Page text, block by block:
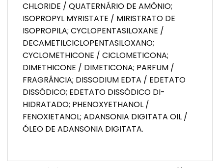
CHLORIDE / QUATERNÁRIO DE AMÔNIO;
ISOPROPYL MYRISTATE / MIRISTRATO DE
ISOPROPILA; CYCLOPENTASILOXANE /
DECAMETILCICLOPENTASILOXANO;
CYCLOMETHICONE / CICLOMETICONA;
DIMETHICONE / DIMETICONA; PARFUM /
FRAGRÂNCIA; DISSODIUM EDTA / EDETATO
DISSÓDICO; EDETATO DISSÓDICO DI-
HIDRATADO; PHENOXYETHANOL /
FENOXIETANOL; ADANSONIA DIGITATA OIL /
ÓLEO DE ADANSONIA DIGITATA.